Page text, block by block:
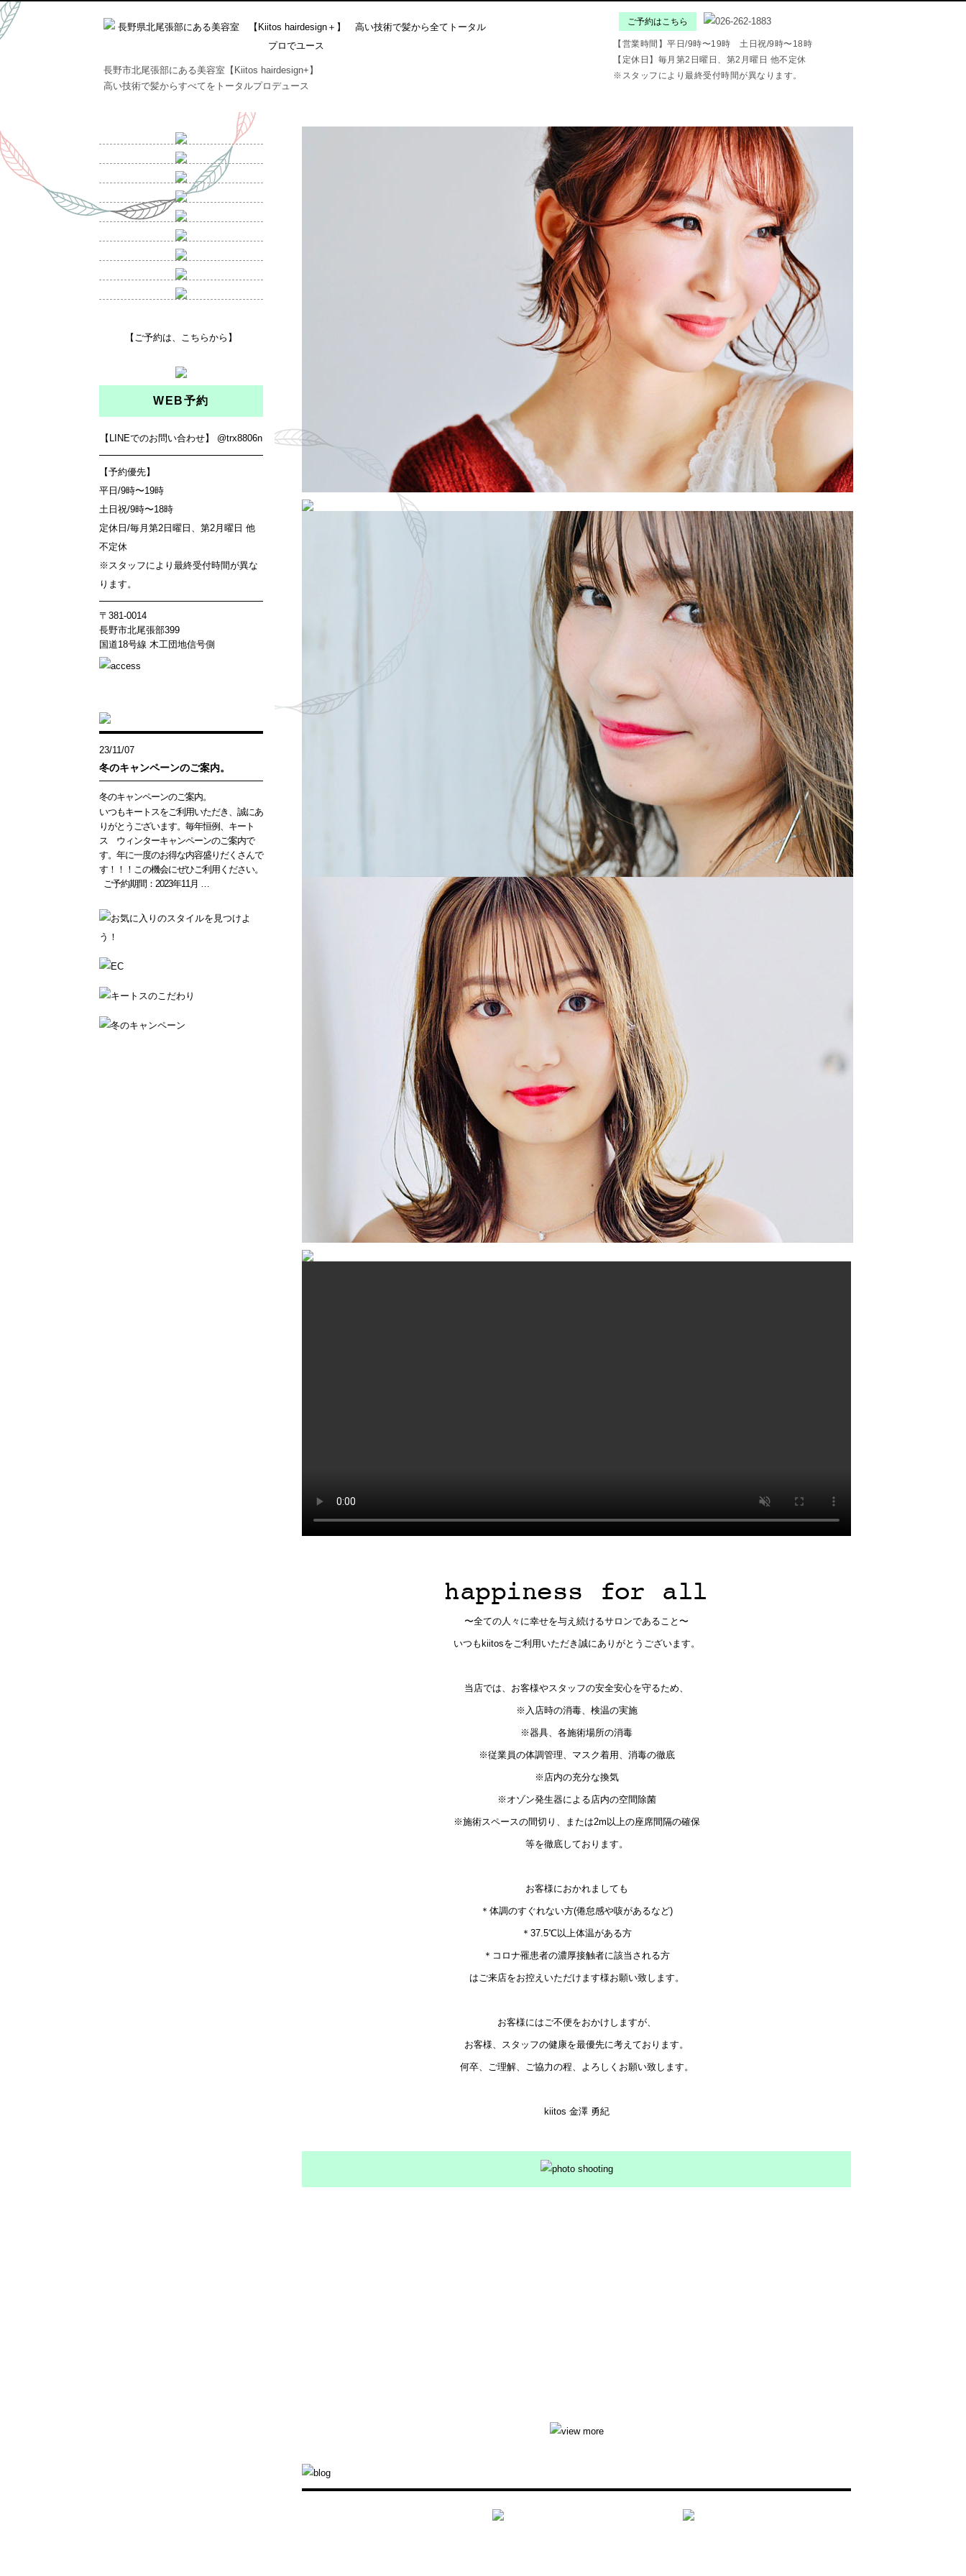
長野市北尾張部にある美容室【Kiitos hairdesign+】
高い技術で髪からすべてをトータルプロデュース
ご予約はこちら
【営業時間】平日/9時〜19時 土日祝/9時〜18時
【定休日】毎月第2日曜日、第2月曜日 他不定休
※スタッフにより最終受付時間が異なります。
〜全ての人々に幸せを与え続けるサロンであること〜
いつもkiitosをご利用いただき誠にありがとうございます。
当店では、お客様やスタッフの安全安心を守るため、
※入店時の消毒、検温の実施
※器具、各施術場所の消毒
※従業員の体調管理、マスク着用、消毒の徹底
※店内の充分な換気
※オゾン発生器による店内の空間除菌
※施術スペースの間切り、または2m以上の座席間隔の確保
等を徹底しております。
お客様におかれましても
＊体調のすぐれない方(倦怠感や咳があるなど)
＊37.5℃以上体温がある方
＊コロナ罹患者の濃厚接触者に該当される方
はご来店をお控えいただけます様お願い致します。
お客様にはご不便をおかけしますが、
お客様、スタッフの健康を最優先に考えております。
何卒、ご理解、ご協力の程、よろしくお願い致します。
kiitos 金澤 勇紀
【ご予約は、こちらから】
WEB予約
【LINEでのお問い合わせ】 @trx8806n
【予約優先】
平日/9時〜19時
土日祝/9時〜18時
定休日/毎月第2日曜日、第2月曜日 他
不定休
※スタッフにより最終受付時間が異な
ります。
〒381-0014
長野市北尾張部399
国道18号線 木工団地信号側
23/11/07
冬のキャンペーンのご案内。
冬のキャンペーンのご案内。
いつもキートスをご利用いただき、誠にあ
りがとうございます。毎年恒例、キート
ス ウィンターキャンペーンのご案内で
す。年に一度のお得な内容盛りだくさんで
す！！！この機会にぜひご利用ください。
ご予約期間：2023年11月 …